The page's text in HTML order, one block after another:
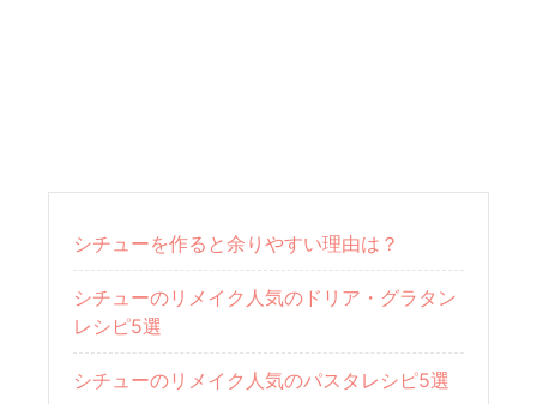
シチューを作ると余りやすい理由は？
シチューのリメイク人気のドリア・グラタン
レシピ5選
シチューのリメイク人気のパスタレシピ5選